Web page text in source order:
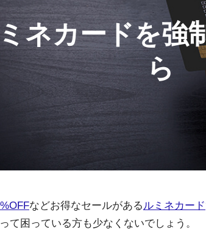
ネカードを強
ら
などお得なセールがあるルミネカード
て困っている方も少なくないでしょう。